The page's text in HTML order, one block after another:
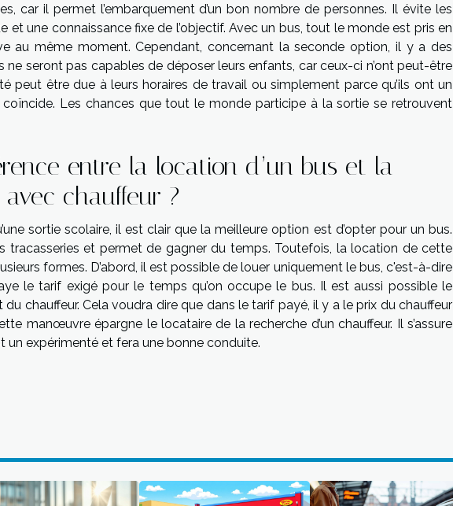
car il permet l’embarquement d’un bon nombre de personnes. Il évite les
et une connaissance fixe de l’objectif. Avec un bus, tout le monde est pris en
au même moment. Cependant, concernant la seconde option, il y a des
ne seront pas capables de déposer leurs enfants, car ceux-ci n’ont peut-être
peut être due à leurs horaires de travail ou simplement parce qu’ils ont un
Les chances que tout le monde participe à la sortie se retrouvent
entre la location d’un bus et la
chauffeur ?
sortie scolaire, il est clair que la meilleure option est d’opter pour un bus.
tracasseries et permet de gagner du temps. Toutefois, la location de cette
formes. D’abord, il est possible de louer uniquement le bus, c'est-à-dire
le tarif exigé pour le temps qu’on occupe le bus. Il est aussi possible le
chauffeur. Cela voudra dire que dans le tarif payé, il y a le prix du chauffeur
manœuvre épargne le locataire de la recherche d’un chauffeur. Il s’assure
un expérimenté et fera une bonne conduite.